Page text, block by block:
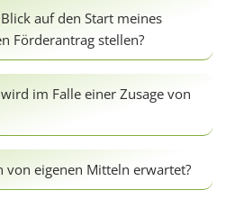
auf den Start meines
Förderantrag stellen?
im Falle einer Zusage von
von eigenen Mitteln erwartet?